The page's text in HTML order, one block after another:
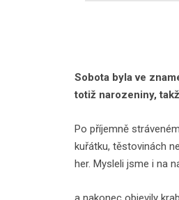
Sobota byla ve
totiž narozeniny,
Po příjemně
kuřátku, těstovinách
her. Mysleli jsme i na